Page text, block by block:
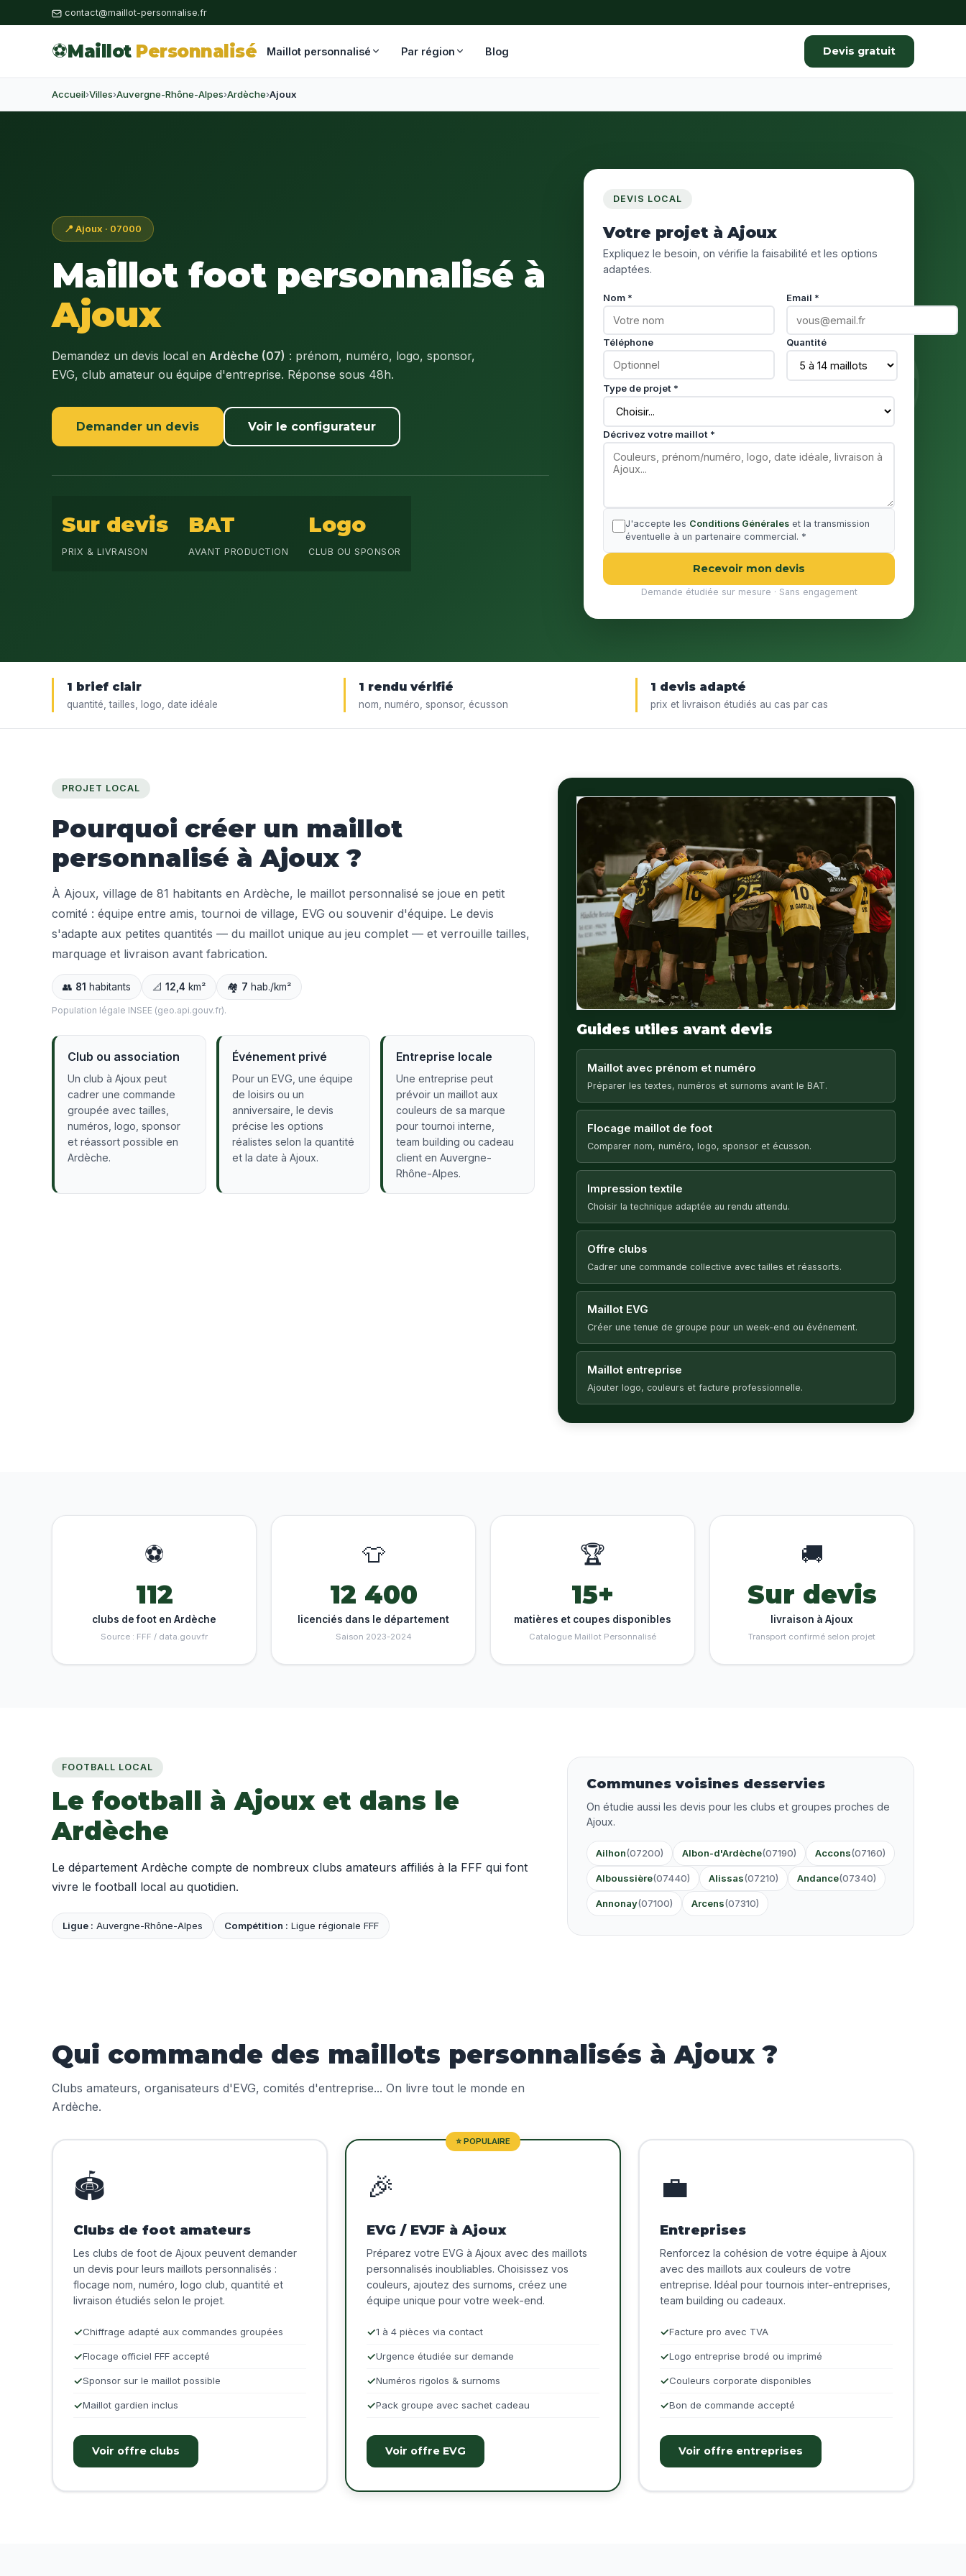
contact@maillot-personnalise.fr
⚽Maillot Personnalisé Maillot personnalisé Par région Blog Devis gratuit
Accueil›Villes›Auvergne-Rhône-Alpes›Ardèche›Ajoux
📍 Ajoux · 07000
Maillot foot personnalisé à
Ajoux
Demandez un devis local en Ardèche (07) : prénom, numéro, logo, sponsor,
EVG, club amateur ou équipe d'entreprise. Réponse sous 48h.
Demander un devis Voir le configurateur
Sur devis
PRIX & LIVRAISON
BAT
AVANT PRODUCTION
Logo
CLUB OU SPONSOR
DEVIS LOCAL
Votre projet à Ajoux
Expliquez le besoin, on vérifie la faisabilité et les options
adaptées.
Nom * Email *
Téléphone Quantité
Type de projet *
Décrivez votre maillot *
J'accepte les Conditions Générales et la transmission
éventuelle à un partenaire commercial. *
Recevoir mon devis
Demande étudiée sur mesure · Sans engagement
1 brief clair
quantité, tailles, logo, date idéale
1 rendu vérifié
nom, numéro, sponsor, écusson
1 devis adapté
prix et livraison étudiés au cas par cas
PROJET LOCAL
Pourquoi créer un maillot
personnalisé à Ajoux ?
À Ajoux, village de 81 habitants en Ardèche, le maillot personnalisé se joue en petit
comité : équipe entre amis, tournoi de village, EVG ou souvenir d'équipe. Le devis
s'adapte aux petites quantités — du maillot unique au jeu complet — et verrouille tailles,
marquage et livraison avant fabrication.
👥 81 habitants 📐 12,4 km² 🏘️ 7 hab./km²
Population légale INSEE (geo.api.gouv.fr).
Club ou association
Un club à Ajoux peut
cadrer une commande
groupée avec tailles,
numéros, logo, sponsor
et réassort possible en
Ardèche.
Événement privé
Pour un EVG, une équipe
de loisirs ou un
anniversaire, le devis
précise les options
réalistes selon la quantité
et la date à Ajoux.
Entreprise locale
Une entreprise peut
prévoir un maillot aux
couleurs de sa marque
pour tournoi interne,
team building ou cadeau
client en Auvergne-
Rhône-Alpes.
Guides utiles avant devis
Maillot avec prénom et numéro
Préparer les textes, numéros et surnoms avant le BAT.
Flocage maillot de foot
Comparer nom, numéro, logo, sponsor et écusson.
Impression textile
Choisir la technique adaptée au rendu attendu.
Offre clubs
Cadrer une commande collective avec tailles et réassorts.
Maillot EVG
Créer une tenue de groupe pour un week-end ou événement.
Maillot entreprise
Ajouter logo, couleurs et facture professionnelle.
⚽
112
clubs de foot en Ardèche
Source : FFF / data.gouv.fr
👕
12 400
licenciés dans le département
Saison 2023-2024
🏆
15+
matières et coupes disponibles
Catalogue Maillot Personnalisé
🚚
Sur devis
livraison à Ajoux
Transport confirmé selon projet
FOOTBALL LOCAL
Le football à Ajoux et dans le
Ardèche
Le département Ardèche compte de nombreux clubs amateurs affiliés à la FFF qui font
vivre le football local au quotidien.
Ligue : Auvergne-Rhône-Alpes Compétition : Ligue régionale FFF
Communes voisines desservies
On étudie aussi les devis pour les clubs et groupes proches de
Ajoux.
Ailhon(07200) Albon-d'Ardèche(07190) Accons(07160)
Alboussière(07440) Alissas(07210) Andance(07340)
Annonay(07100) Arcens(07310)
Qui commande des maillots personnalisés à Ajoux ?
Clubs amateurs, organisateurs d'EVG, comités d'entreprise... On livre tout le monde en
Ardèche.
🏟️
Clubs de foot amateurs
Les clubs de foot de Ajoux peuvent demander
un devis pour leurs maillots personnalisés :
flocage nom, numéro, logo club, quantité et
livraison étudiés selon le projet.
Chiffrage adapté aux commandes groupées
Flocage officiel FFF accepté
Sponsor sur le maillot possible
Maillot gardien inclus
Voir offre clubs
⭐ POPULAIRE
🎉
EVG / EVJF à Ajoux
Préparez votre EVG à Ajoux avec des maillots
personnalisés inoubliables. Choisissez vos
couleurs, ajoutez des surnoms, créez une
équipe unique pour votre week-end.
1 à 4 pièces via contact
Urgence étudiée sur demande
Numéros rigolos & surnoms
Pack groupe avec sachet cadeau
Voir offre EVG
💼
Entreprises
Renforcez la cohésion de votre équipe à Ajoux
avec des maillots aux couleurs de votre
entreprise. Idéal pour tournois inter-entreprises,
team building ou cadeaux.
Facture pro avec TVA
Logo entreprise brodé ou imprimé
Couleurs corporate disponibles
Bon de commande accepté
Voir offre entreprises